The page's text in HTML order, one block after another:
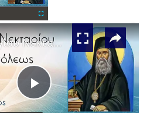
×
Play
Βίος Αγίου Νεκταρίου Μέρος 4ο